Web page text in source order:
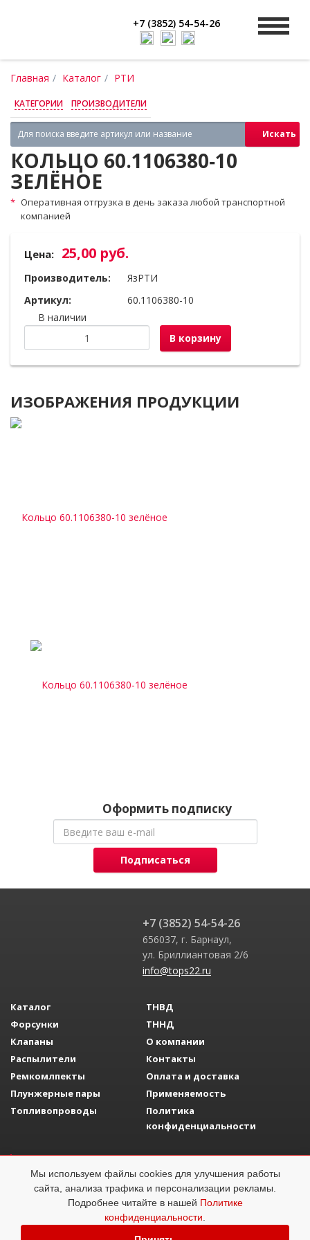
+7 (3852) 54-54-26
Главная Каталог РТИ
КАТЕГОРИИ ПРОИЗВОДИТЕЛИ
Искать
КОЛЬЦО 60.1106380‑10
ЗЕЛЁНОЕ
Оперативная отгрузка в день заказа любой транспортной
компанией
Цена: 25,00 руб.
Производитель:
ЯзРТИ
Артикул:
60.1106380-10
В наличии
В корзину
ИЗОБРАЖЕНИЯ ПРОДУКЦИИ
Оформить подписку
Подписаться
+7 (3852) 54-54-26
656037, г. Барнаул,
ул. Бриллиантовая 2/6
info@tops22.ru
Каталог
Форсунки
Клапаны
Распылители
Ремкомлпекты
Плунжерные пары
Топливопроводы
ТНВД
ТННД
О компании
Контакты
Оплата и доставка
Применяемость
Политика
конфиденциальности
Топливная аппаратура
ОГРН 1142223008058
Мы используем файлы cookies для улучшения работы
сайта, анализа трафика и персонализации рекламы.
Подробнее читайте в нашей Политике
конфиденциальности